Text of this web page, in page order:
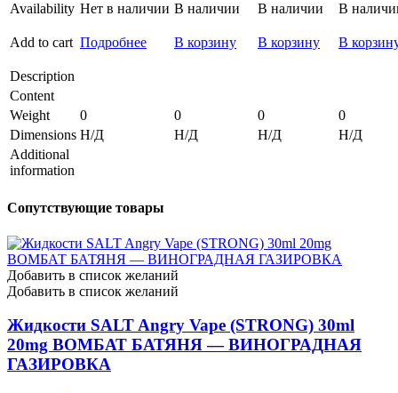
Availability Нет в наличии В наличии В наличии В
Add to cart Подробнее В корзину В корзину В
Description
Content
Weight
0 0 0
0
Dimensions Н/Д Н/Д Н/Д
Н/Д
Additional
information
Сопутствующие товары
Добавить в список желаний
Добавить в список желаний
Жидкости SALT Angry Vape (STRONG) 30ml
20mg ВОМБАТ БАТЯНЯ — ВИНОГРАДНАЯ
ГАЗИРОВКА